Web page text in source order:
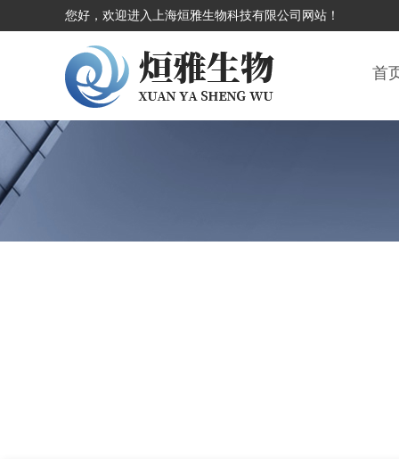
您好，欢迎进入上海烜雅生物科技有限公司网站！
首